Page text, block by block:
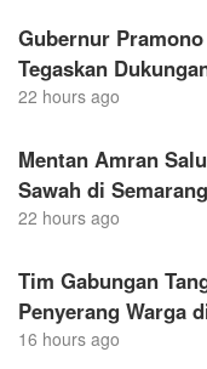
Gubernur
Tegaskan
22 hours ago
Mentan Amran
Sawah di Semarang
22 hours ago
Tim Gabungan
Penyerang Warga
16 hours ago